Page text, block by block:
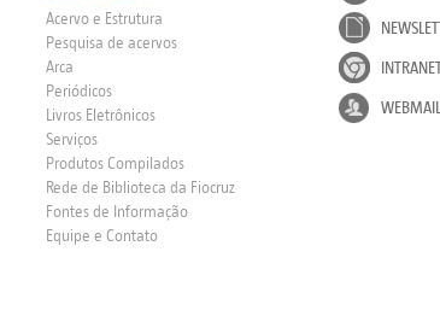
Acervo e Estrutura
Pesquisa de acervos
Arca
Periódicos
Livros Eletrônicos
Serviços
Produtos Compilados
Rede de Biblioteca da Fiocruz
Fontes de Informação
Equipe e Contato
WEBMAIL